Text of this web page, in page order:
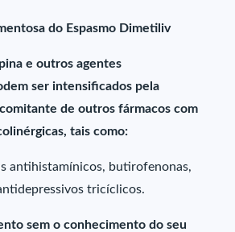
do Espasmo Dimetiliv
e outros agentes
ser intensificados pela
de outros fármacos com
tais como:
antihistamínicos, butirofenonas,
tricíclicos.
sem o conhecimento do seu